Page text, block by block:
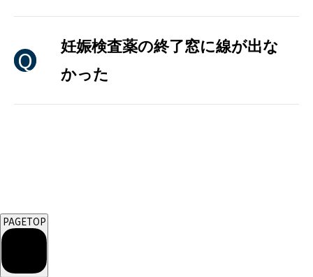
妊娠検査薬の終了窓に線が出な
かった
PAGETOP